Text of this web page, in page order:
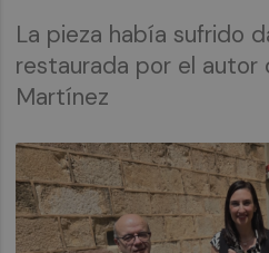
La pieza había sufrido
restaurada por el autor
Martínez